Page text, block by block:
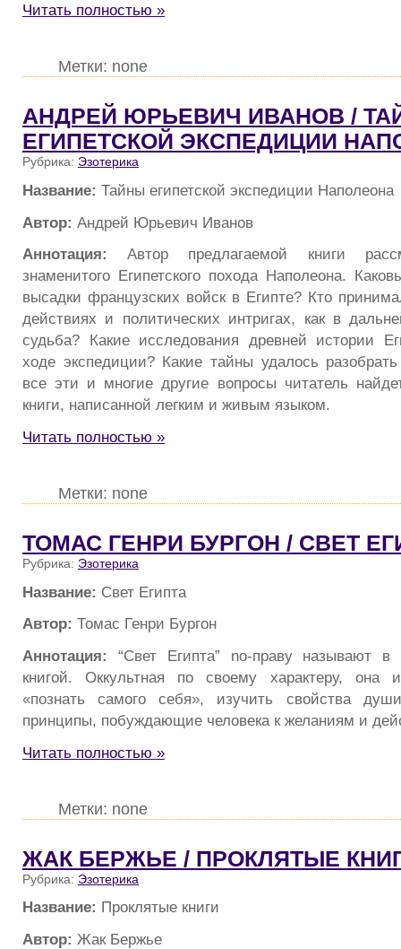
Читать полностью »
Метки: none
АНДРЕЙ ЮРЬЕВИЧ ИВАНОВ /
ЕГИПЕТСКОЙ ЭКСПЕДИЦИИ
Рубрика: Эзотерика
Название: Тайны египетской экспедиции Наполеона
Автор: Андрей Юрьевич Иванов
Аннотация: Автор предлагаемой книги
знаменитого Египетского похода Наполеона.
высадки французских войск в Египте? Кто
действиях и политических интригах, как в
судьба? Какие исследования древней истории
ходе экспедиции? Какие тайны удалось
все эти и многие другие вопросы читатель
книги, написанной легким и живым языком.
Читать полностью »
Метки: none
ТОМАС ГЕНРИ БУРГОН / СВЕТ
Рубрика: Эзотерика
Название: Свет Египта
Автор: Томас Генри Бургон
Аннотация: “Свет Египта” no-праву называют в
книгой. Оккультная по своему характеру, она
«познать самого себя», изучить свойства
принципы, побуждающие человека к желаниям и
Читать полностью »
Метки: none
ЖАК БЕРЖЬЕ / ПРОКЛЯТЫЕ
Рубрика: Эзотерика
Название: Проклятые книги
Автор: Жак Бержье